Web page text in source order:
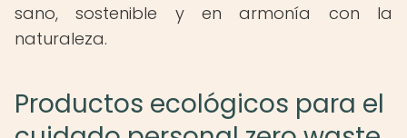
sano, sostenible y en armonía con la
naturaleza.
Productos ecológicos para el